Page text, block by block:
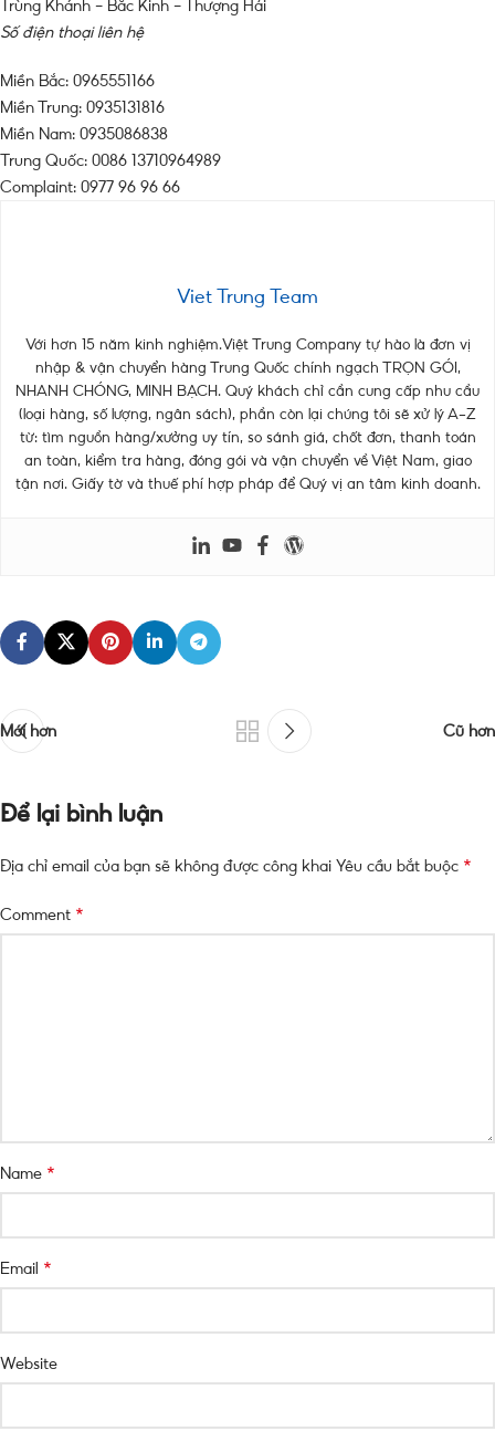
Trùng Khánh – Bắc Kinh – Thượng Hải
Số điện thoại liên hệ
Miền Bắc: 0965551166
Miền Trung: 0935131816
Miền Nam: 0935086838
Trung Quốc: 0086 13710964989
Complaint: 0977 96 96 66
Viet Trung Team
Với hơn 15 năm kinh nghiệm.Việt Trung Company tự hào là đơn vị
nhập & vận chuyển hàng Trung Quốc chính ngạch TRỌN GÓI,
NHANH CHÓNG, MINH BẠCH. Quý khách chỉ cần cung cấp nhu cầu
(loại hàng, số lượng, ngân sách), phần còn lại chúng tôi sẽ xử lý A–Z
từ: tìm nguồn hàng/xưởng uy tín, so sánh giá, chốt đơn, thanh toán
an toàn, kiểm tra hàng, đóng gói và vận chuyển về Việt Nam, giao
tận nơi. Giấy tờ và thuế phí hợp pháp để Quý vị an tâm kinh doanh.
Mới hơn Cũ hơn
Để lại bình luận
Địa chỉ email của bạn sẽ không được công khai Yêu cầu bắt buộc *
Comment *
Name *
Email *
Website